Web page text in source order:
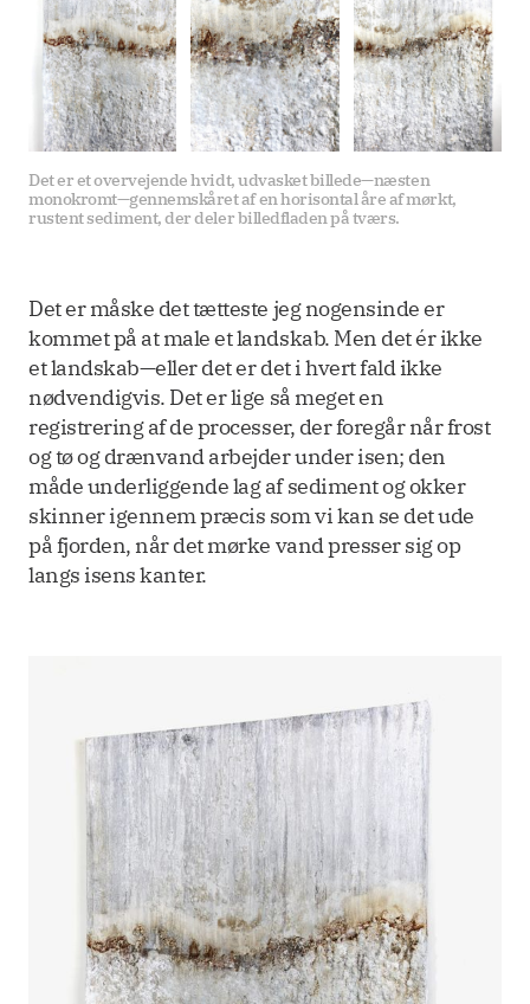
Det er et overvejende hvidt, udvasket billede—næsten
monokromt—gennemskåret af en horisontal åre af mørkt,
rustent sediment, der deler billedfladen på tværs.
Det er måske det tætteste jeg nogensinde er
kommet på at male et landskab. Men det ér ikke
et landskab—eller det er det i hvert fald ikke
nødvendigvis. Det er lige så meget en
registrering af de processer, der foregår når frost
og tø og drænvand arbejder under isen; den
måde underliggende lag af sediment og okker
skinner igennem præcis som vi kan se det ude
på fjorden, når det mørke vand presser sig op
langs isens kanter.